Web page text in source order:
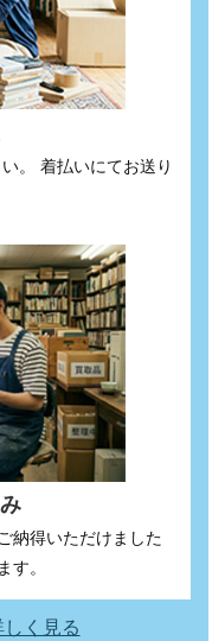
。 着払いにてお送り
納得いただけました
す。
く見る